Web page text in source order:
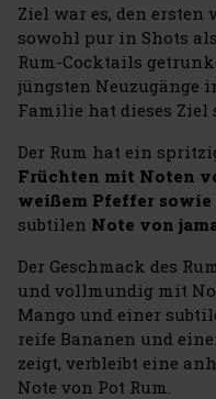
Ziel war es, den ersten
sowohl pur in Shots
Rum-Cocktails
jüngsten Neuzugänge
Familie hat dieses
Der Rum hat ein
Früchten mit Noten
weißem Pfeffer sowie
subtilen Note von
Der Geschmack des
und vollmundig mit
Mango und einer
reife Bananen und
zeigt, verbleibt eine
Note von Pot Rum.